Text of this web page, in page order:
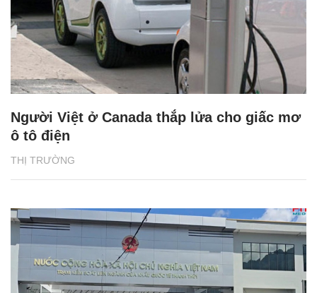
THỊ TRƯỜNG
Người Việt ở Canada thắp lửa cho giấc mơ
ô tô điện